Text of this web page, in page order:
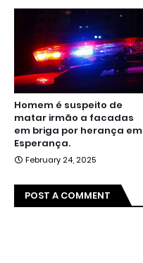
Homem é suspeito de
matar irmão a facadas
em briga por herança em
Esperança.
February 24, 2025
POST A COMMENT